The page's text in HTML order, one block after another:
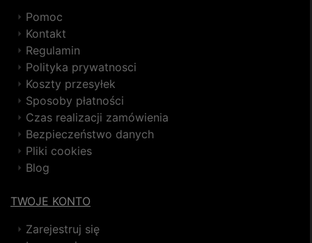
Pomoc
Kontakt
Regulamin
Polityka prywatnosci
Koszty przesyłek
Sposoby płatności
Czas realizacji zamówienia
Bezpieczeństwo danych
Pliki cookies
Blog
TWOJE KONTO
Zarejestruj się